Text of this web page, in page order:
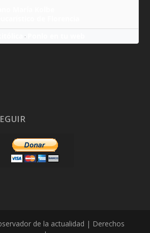
·
de la actualidad | Derechos